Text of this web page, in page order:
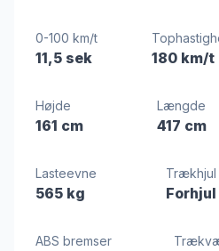
0-100 km/t
11,5 sek 180 km/t
Højde
161 cm
Længde
417 cm
Lasteevne
565 kg
Trækhjul
Forhjul
ABS bremser